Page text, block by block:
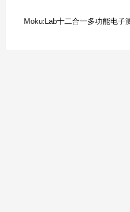
Moku:Lab十二合一多功能电子